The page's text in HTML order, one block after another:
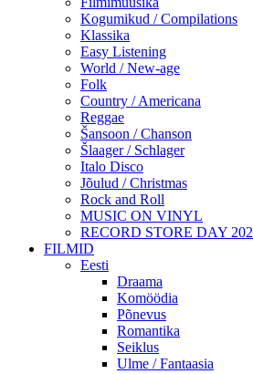
Kogumikud / Compilations
Klassika
Easy Listening
World / New-age
Folk
Country / Americana
Reggae
Šansoon / Chanson
Šlaager / Schlager
Italo Disco
Jõulud / Christmas
Rock and Roll
MUSIC ON VINYL
RECORD STORE DAY
FILMID
Eesti
Draama
Komöödia
Põnevus
Romantika
Seiklus
Ulme / Fantaasia